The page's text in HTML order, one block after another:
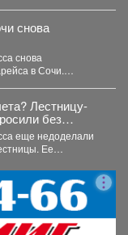
снова
снова
в Сочи.
Лестницу-
без
еще недоделали
Ее